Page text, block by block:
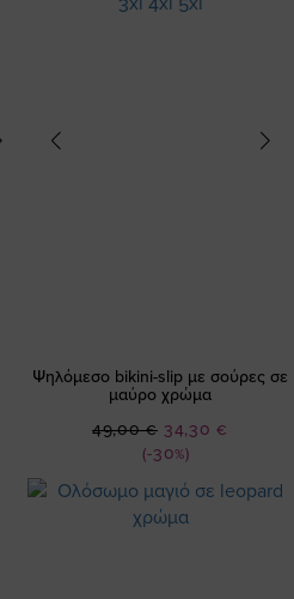
Ψηλόμεσο bikini-slip με σούρες σε
μαύρο χρώμα
(-30%)
Ειδική
Τιμή
34,30 €
49,00 €